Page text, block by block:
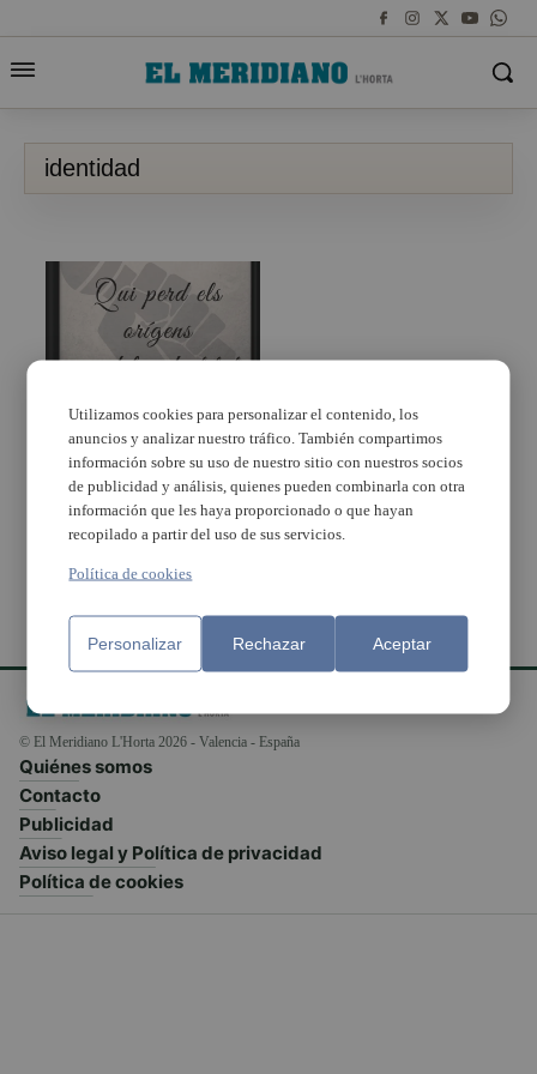
identidad
El Castell d’Alaquàs
presenta l’exposició
‘Qui perd els orígens
perd la identitat’
© El Meridiano L'Horta 2026 - Valencia - España
Quiénes somos
Contacto
Publicidad
Aviso legal y Política de privacidad
Política de cookies
Utilizamos cookies para personalizar el contenido, los
anuncios y analizar nuestro tráfico. También compartimos
información sobre su uso de nuestro sitio con nuestros socios
de publicidad y análisis, quienes pueden combinarla con otra
información que les haya proporcionado o que hayan
recopilado a partir del uso de sus servicios.
Política de cookies
Personalizar Rechazar Aceptar